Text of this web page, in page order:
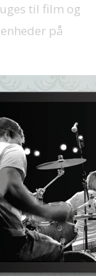
til film og
på